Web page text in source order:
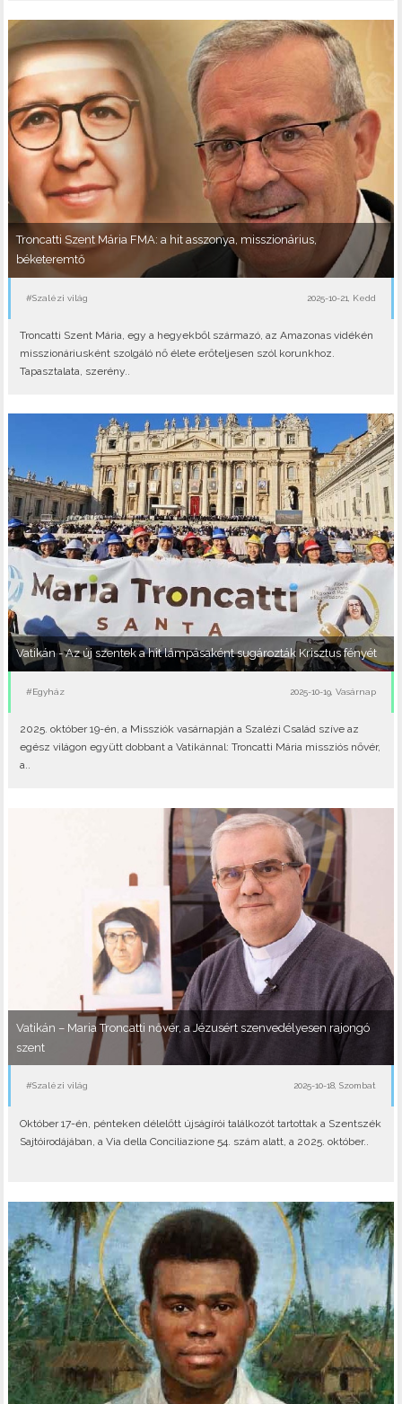
Troncatti Szent Mária FMA: a hit asszonya, misszionárius,
béketeremtő
#Szalézi világ 2025-10-21, Kedd
Troncatti Szent Mária, egy a hegyekből származó, az Amazonas vidékén
misszionáriusként szolgáló nő élete erőteljesen szól korunkhoz.
Tapasztalata, szerény..
Vatikán - Az új szentek a hit lámpásaként sugározták Krisztus fényét
#Egyház 2025-10-19, Vasárnap
2025. október 19-én, a Missziók vasárnapján a Szalézi Család szíve az
egész világon együtt dobbant a Vatikánnal: Troncatti Mária missziós nővér,
a..
Vatikán – Maria Troncatti nővér, a Jézusért szenvedélyesen rajongó
szent
#Szalézi világ 2025-10-18, Szombat
Október 17-én, pénteken délelőtt újságírói találkozót tartottak a Szentszék
Sajtóirodájában, a Via della Conciliazione 54. szám alatt, a 2025. október..